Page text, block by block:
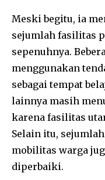
Meski begitu, ia
sejumlah fasilitas
sepenuhnya.
menggunakan
sebagai tempat
lainnya masih
karena fasilitas
Selain itu,
mobilitas warga
diperbaiki.